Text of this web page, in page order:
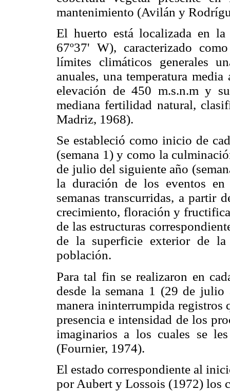
mantenimiento (Avilán y
El huerto está localizada en
67º37' W), caracterizado
límites climáticos gene­rales
anuales, una temperatura
elevación de 450 m.s.n.m y
mediana fertilidad natural,
Madriz, 1968).
Se estableció como inicio de
(semana 1) y como la
de julio del siguiente año
la duración de los eventos
semanas transcurridas, a
crecimiento, floración y
de las estructuras
de la superficie exterior de
población.
Para tal fin se realizaron en
desde la semana 1 (29 de
manera ininterrumpida registros
presencia e intensidad de los
imaginarios a los cuales se
(Fournier, 1974).
El estado correspondiente al
por Aubert y Lossois (1972) los